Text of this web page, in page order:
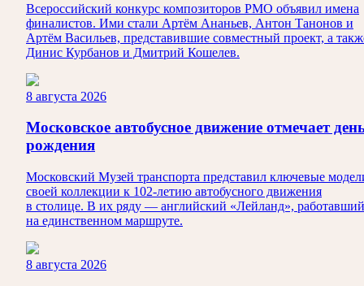
Всероссийский конкурс композиторов РМО объявил имена
финалистов. Ими стали Артём Ананьев, Антон Танонов и
Артём Васильев, представившие совместный проект, а
Динис Курбанов и Дмитрий Кошелев.
8 августа 2026
Московское автобусное движение отмечает
рождения
Московский Музей транспорта представил ключевые
своей коллекции к 102-летию автобусного движения
в столице. В их ряду — английский «Лейланд», работавший
на единственном маршруте.
8 августа 2026